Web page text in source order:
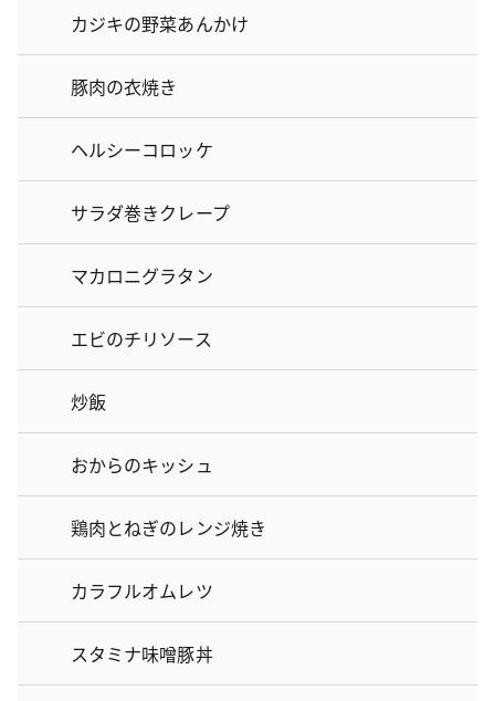
カジキの野菜あんかけ
豚肉の衣焼き
ヘルシーコロッケ
サラダ巻きクレープ
マカロニグラタン
エビのチリソース
炒飯
おからのキッシュ
鶏肉とねぎのレンジ焼き
カラフルオムレツ
スタミナ味噌豚丼